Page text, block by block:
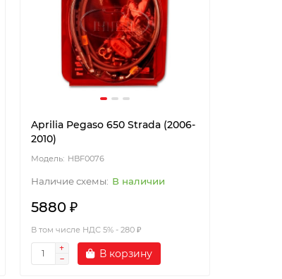
Aprilia Pegaso 650 Strada (2006-
2010)
HBF0076
В наличии
5880 ₽
В том числе НДС 5% - 280 ₽
В корзину